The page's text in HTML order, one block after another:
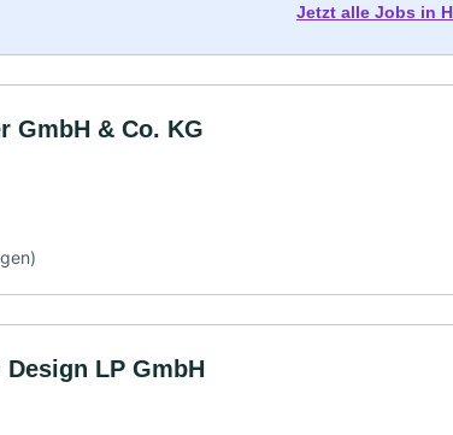
Jetzt alle Jobs in
GmbH & Co. KG
LP GmbH